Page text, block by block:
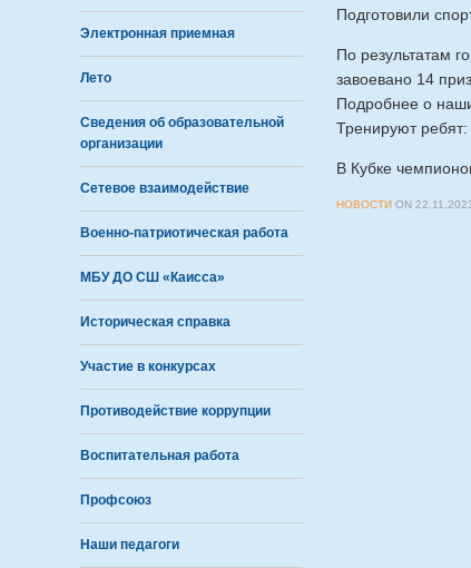
Электронная приемная
Лето
Сведения об образовательной
организации
Сетевое взаимодействие
Военно-патриотическая работа
МБУ ДО СШ «Каисса»
Историческая справка
Участие в конкурсах
Противодействие коррупции
Воспитательная работа
Профсоюз
Наши педагоги
Подготовили
По результатам
завоевано 14
Подробнее о
Тренируют
В Кубке
НОВОСТИ ON